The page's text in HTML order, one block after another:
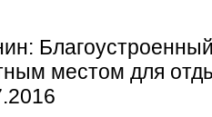
местом для